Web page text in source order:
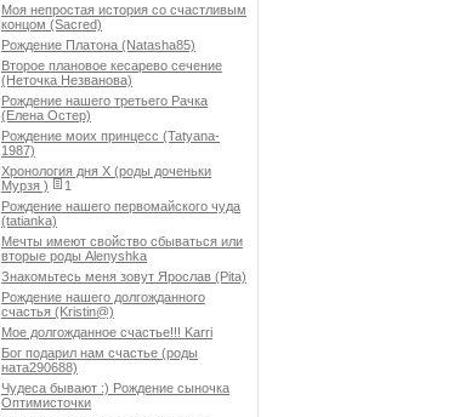
Моя непростая история со счастливым
концом (Sacred)
Рождение Платона (Natasha85)
Второе плановое кесарево сечение
(Неточка Незванова)
Рождение нашего третьего Рачка
(Елена Остер)
Рождение моих принцесс (Tatyana-
1987)
Хронология дня Х (роды доченьки
Мурзя )
1
Рождение нашего первомайского чуда
(tatianka)
Мечты имеют свойство сбываться или
вторые роды Аlenyshka
Знакомьтесь меня зовут Ярослав (Pita)
Рождение нашего долгожданного
счастья (Kristin@)
Мое долгожданное счастье!!! Karri
Бог подарил нам счастье (роды
ната290688)
Чудеса бывают :) Рождение сыночка
Оптимисточки